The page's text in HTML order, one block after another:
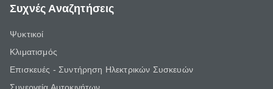
Συχνές Αναζητήσεις
Ψυκτικοί
Κλιματισμός
Επισκευές - Συντήρηση Ηλεκτρικών Συσκευών